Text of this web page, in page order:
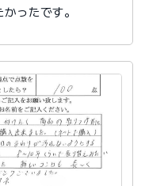
ったです。